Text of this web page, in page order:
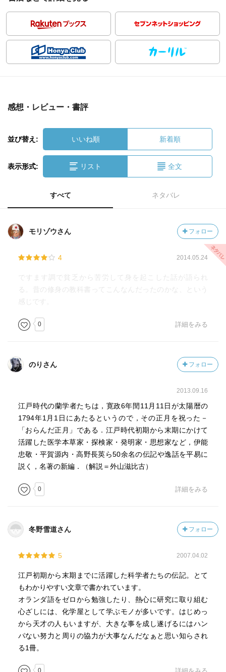
感想・レビュー・書評
並び替え: いいね順 新着順
表示形式: リスト 全文
すべて ネタバレ
モリゾウさん フォロー
4 2014.05.24
ですます調で貧乏から苦労して身を起こした話が語られ
る。昔の修身の教科書ってこんなんだったのかな、という
感じです。
0 詳細をみる
のりさん フォロー
2013.09.16
江戸時代の蘭学者たちは，寛政6年閏11月11日が太陽暦の
1794年1月1日にあたるというので，その正月を祝った－
「おらんだ正月」である．江戸時代初期から末期にかけて
活躍した医学本草家・探検家・発明家・思想家など，伊能
忠敬・平賀源内・高野長英ら50余名の伝記や逸話を平易に
説く，名著の新編．（解説＝外山滋比古）
0 詳細をみる
冬野雪道さん フォロー
5 2007.04.02
江戸初期から末期までに活躍した科学者たちの伝記。とて
もわかりやすい文章で書かれています。
オランダ語をゼロから勉強したり、熱心に研究に取り組む
心ざしには、化学屋として学ぶモノが多いです。はじめっ
から天才の人もいますが、大きな事を成し遂げるにはハン
パない努力と周りの協力が大事なんだなぁと思い知らされ
る1冊。
0